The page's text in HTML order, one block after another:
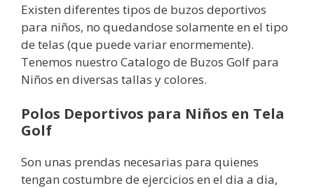
Existen diferentes tipos de buzos deportivos
para niños, no quedandose solamente en el tipo
de telas (que puede variar enormemente).
Tenemos nuestro Catalogo de Buzos Golf para
Niños en diversas tallas y colores.
Polos Deportivos para Niños en Tela
Golf
Son unas prendas necesarias para quienes
tengan costumbre de ejercicios en el dia a dia,